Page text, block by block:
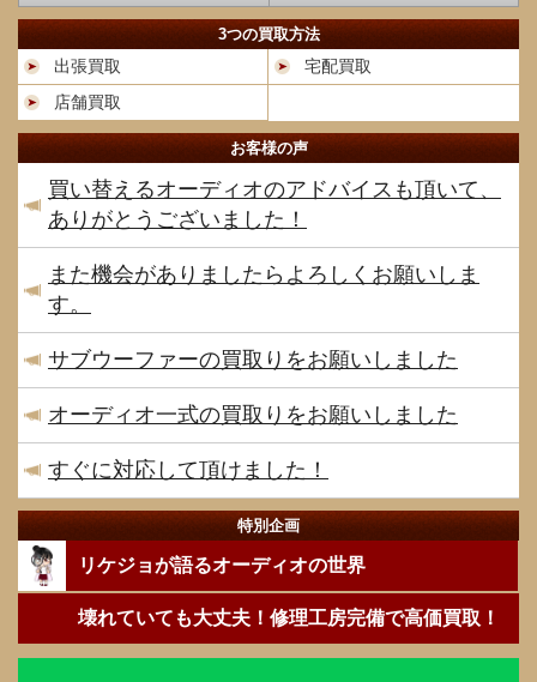
3つの買取方法
出張買取
宅配買取
店舗買取
お客様の声
買い替えるオーディオのアドバイスも頂いて、
ありがとうございました！
また機会がありましたらよろしくお願いしま
す。
サブウーファーの買取りをお願いしました
オーディオ一式の買取りをお願いしました
すぐに対応して頂けました！
特別企画
リケジョが語るオーディオの世界
壊れていても大丈夫！修理工房完備で高価買取！